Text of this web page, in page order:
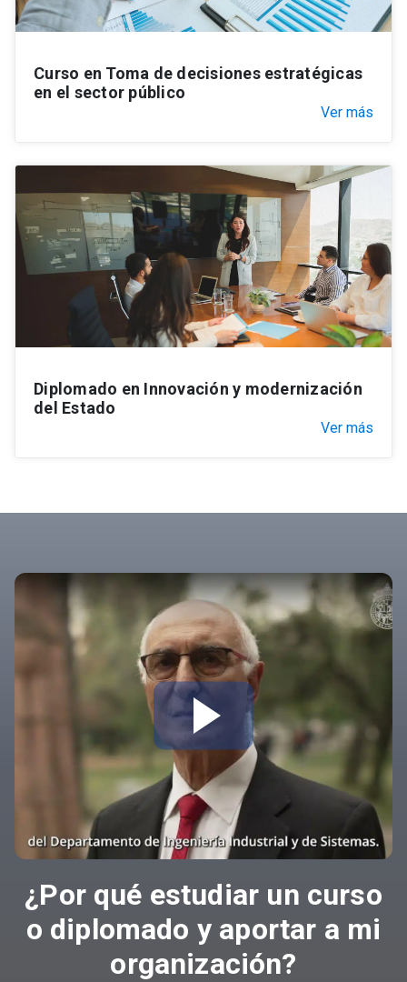
Curso en Toma de decisiones estratégicas
en el sector público
Ver más
Diplomado en Innovación y modernización
del Estado
Ver más
¿Por qué estudiar un curso
o diplomado y aportar a mi
organización?